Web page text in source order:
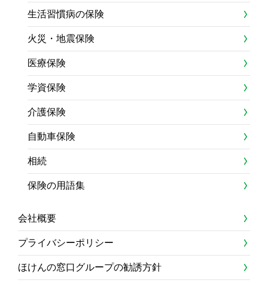
生活習慣病の保険
火災・地震保険
医療保険
学資保険
介護保険
自動車保険
相続
保険の用語集
会社概要
プライバシーポリシー
ほけんの窓口グループの勧誘方針